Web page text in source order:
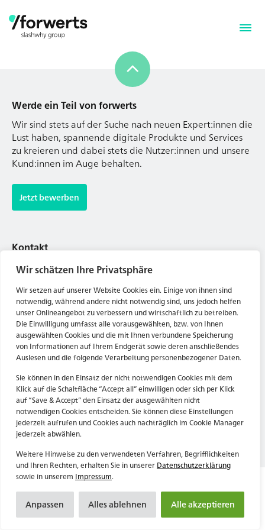
Wir schätzen Ihre Privatsphäre
Wir setzen auf unserer Website Cookies ein. Einige von ihnen sind
notwendig, während andere nicht notwendig sind, uns jedoch helfen
unser Onlineangebot zu verbessern und wirtschaftlich zu betreiben.
Die Einwilligung umfasst alle vorausgewählten, bzw. von Ihnen
ausgewählten Cookies und die mit Ihnen verbundene Speicherung
von Informationen auf Ihrem Endgerät sowie deren anschließendes
Auslesen und die folgende Verarbeitung personenbezogener Daten.
Sie können in den Einsatz der nicht notwendigen Cookies mit dem
Klick auf die Schaltfläche “Accept all” einwilligen oder sich per Klick
auf “Save & Accept” den Einsatz der ausgewählten nicht
notwendigen Cookies entscheiden. Sie können diese Einstellungen
jederzeit aufrufen und Cookies auch nachträglich im Cookie Manager
jederzeit abwählen.
Weitere Hinweise zu den verwendeten Verfahren, Begrifflichkeiten
und Ihren Rechten, erhalten Sie in unsererDatenschutzerklärung
sowie in unserem Impressum.
Anpassen Alles ablehnen Alle akzeptieren
Werde ein Teil von forwerts
Wir sind stets auf der Suche nach neuen Expert:innen die
Lust haben, spannende digitale Produkte und Services
zu kreieren und dabei stets die Nutzer:innen und unsere
Jetzt bewerben
Tel. Zentrale: +49 (69) 27273681
E-Mail: kontakt@forwerts.com
60311 Frankfurt am Main
74072 Heilbronn
→ Anfahrtsplan Heilbronn
Datenschutzerklärung
Impressum
Werde ein Teil von forwerts
Wir sind stets auf der Suche nach neuen Expert:innen die
Lust haben, spannende digitale Produkte und Services
zu kreieren und dabei stets die Nutzer:innen und unsere
Kund:innen im Auge behalten.
Jetzt bewerben
Kontakt
Tel. Zentrale: +49 (69) 27273681
E-Mail: kontakt@forwerts.com
FFM – Friedensstraße 11
60311 Frankfurt am Main
→ Anfahrtsplan Frankfurt
HN – Gymnasiumstraße 35
74072 Heilbronn
→ Anfahrtsplan Heilbronn
Datenschutzerklärung
Impressum